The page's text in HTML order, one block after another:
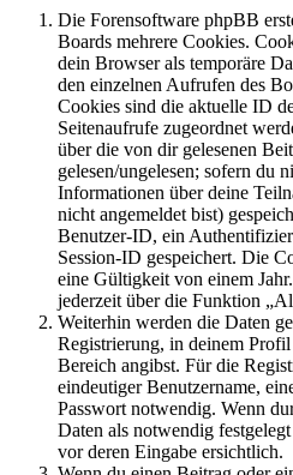
Die Forensoftware phpBB
Boards mehrere Cookies.
dein Browser als temporäre
den einzelnen Aufrufen des
Cookies sind die aktuelle ID
Seitenaufrufe zugeordnet
über die von dir gelesenen
gelesen/ungelesen; sofern du
Informationen über deine
nicht angemeldet bist)
Benutzer-ID, ein
Session-ID gespeichert. Die
eine Gültigkeit von einem
jederzeit über die Funktion
Weiterhin werden die Daten
Registrierung, in deinem
Bereich angibst. Für die
eindeutiger Benutzername,
Passwort notwendig. Wenn
Daten als notwendig
vor deren Eingabe ersichtlich.